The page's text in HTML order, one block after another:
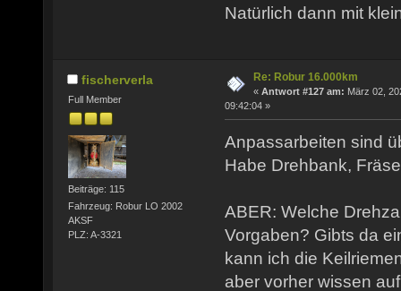
Natürlich dann mit
fischerverla
Full Member
Beiträge: 115
Fahrzeug: Robur LO 2002
AKSF
PLZ: A-3321
Re: Robur 16.000km
« Antwort #127 am: März 02,
09:42:04 »
Anpassarbeiten sind
Habe Drehbank,
ABER: Welche
Vorgaben? Gibts da
kann ich die
aber vorher wissen